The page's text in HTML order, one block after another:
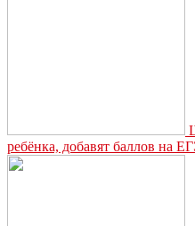
ребёнка, добавят баллов на